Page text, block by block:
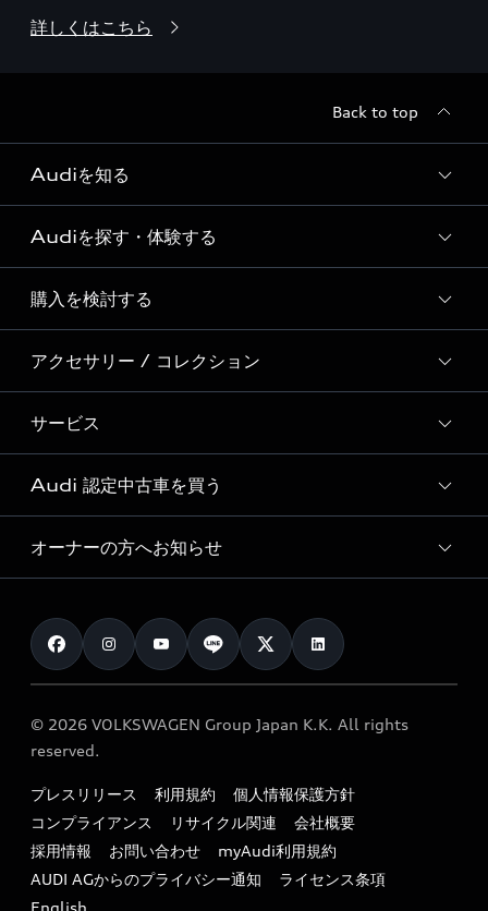
詳しくはこちら
Back to top
Audiを知る
Audi ブランド
Story of Progress
Audi Sport
Formula 1®
デジタルサービス
Audiを探す・体験する
ディーラー検索
新車在庫検索
試乗車・展示車検索
見積り依頼
試乗予約
購入を検討する
モデル一覧
特別仕様モデル / 限定モデル
e-tronラインアップ
価格シミュレーション
車両比較
カタログ一覧
アクセサリー / コレクション
純正アクセサリー
オンラインショップ
Audi collection
アウディナビアプリ
サービス
サービス入庫予約
サービスプログラム
メンテナンス
車検 / 定期点検
e-tronアフターサポート
myAudi
Audi 認定中古車を買う
Audi認定中古車
クオリティ
保証
メンテナンス
ファイナンス
キャンペーン / イベント
買取査定
オーナーの方へお知らせ
お知らせ
オーナー様向けキャンペーン
特定整備適用車一覧
リサイクル法
よくある質問（FAQ）
© 2026 VOLKSWAGEN Group Japan K.K. All rights
reserved.
プレスリリース 利用規約
個人情報保護方針
コンプライアンス
リサイクル関連
会社概要
採用情報
お問い合わせ
myAudi利用規約
AUDI AGからのプライバシー通知
ライセンス条項
English